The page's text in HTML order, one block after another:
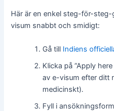
Här är en enkel steg-för-
visum snabbt och smidigt:
Gå till Indiens
Klicka på ”Apply
av e-visum efter ditt
medicinskt).
Fyll i